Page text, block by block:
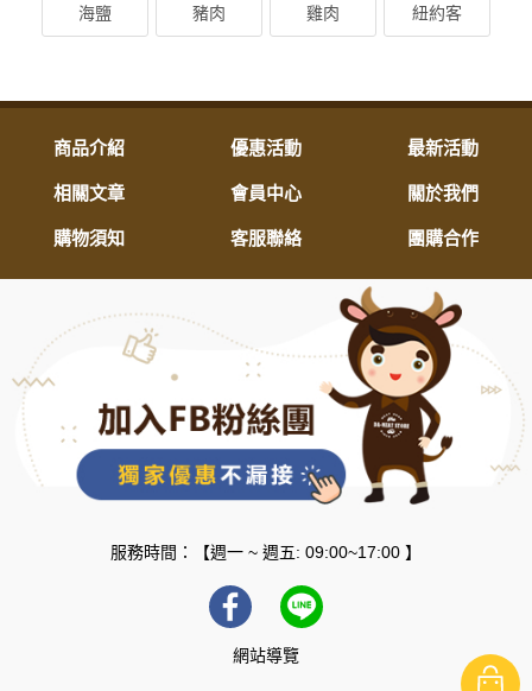
海鹽 豬肉 雞肉 紐約客
商品介紹 優惠活動 最新活動
相關文章 會員中心 關於我們
購物須知 客服聯絡 團購合作
服務時間：【週一 ~ 週五: 09:00~17:00 】
網站導覽